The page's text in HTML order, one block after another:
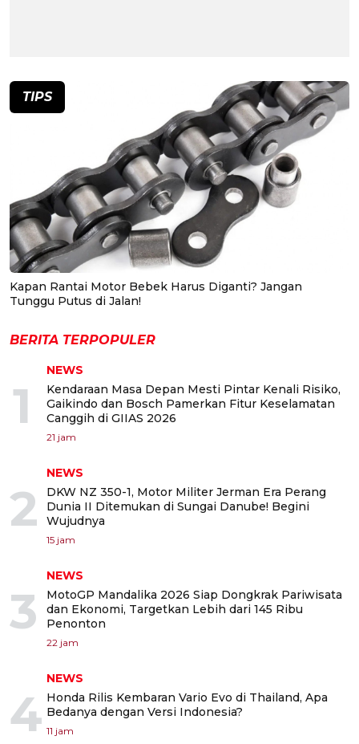
TIPS
Kapan Rantai Motor Bebek Harus Diganti? Jangan
Tunggu Putus di Jalan!
BERITA TERPOPULER
1
NEWS
Kendaraan Masa Depan Mesti Pintar Kenali Risiko,
Gaikindo dan Bosch Pamerkan Fitur Keselamatan
Canggih di GIIAS 2026
21 jam
2
NEWS
DKW NZ 350-1, Motor Militer Jerman Era Perang
Dunia II Ditemukan di Sungai Danube! Begini
Wujudnya
15 jam
3
NEWS
MotoGP Mandalika 2026 Siap Dongkrak Pariwisata
dan Ekonomi, Targetkan Lebih dari 145 Ribu
Penonton
22 jam
4
NEWS
Honda Rilis Kembaran Vario Evo di Thailand, Apa
Bedanya dengan Versi Indonesia?
11 jam